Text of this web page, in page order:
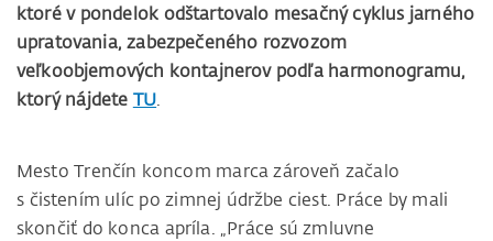
ktoré v pondelok odštartovalo mesačný cyklus jarného
upratovania, zabezpečeného rozvozom
veľkoobjemových kontajnerov podľa harmonogramu,
ktorý nájdete TU.
Mesto Trenčín koncom marca zároveň začalo
s čistením ulíc po zimnej údržbe ciest. Práce by mali
skončiť do konca apríla. „Práce sú zmluvne